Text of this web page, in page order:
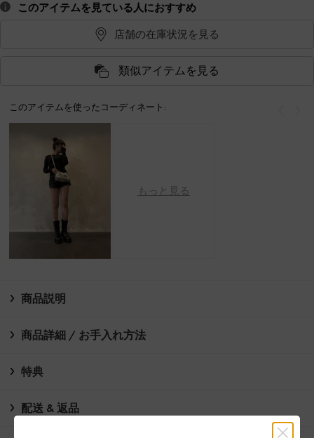
このアイテムを見ている人におすすめ
店舗の在庫状況を見る
類似アイテムを見る
このアイテムを使ったコーディネート:
もっと見る
商品説明
商品詳細 / お手入れ方法
特典
配送 & 返品